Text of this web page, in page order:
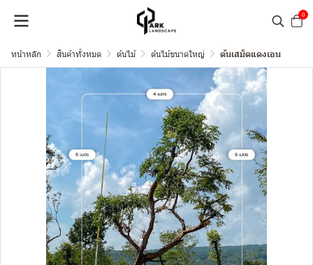
0
หน้าหลัก สินค้าทั้งหมด ต้นไม้ ต้นไม้ขนาดใหญ่ ต้นเสม็ดแดงเอน